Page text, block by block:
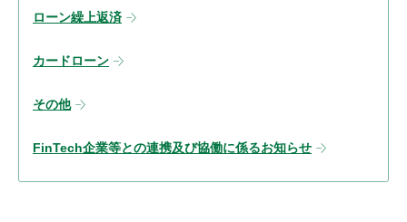
ローン繰上返済
カードローン
その他
FinTech企業等との連携及び協働に係るお知らせ